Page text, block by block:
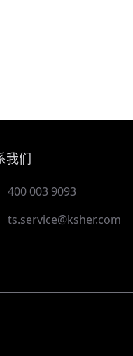
我们
400 003 9093
ts.service@ksher.com